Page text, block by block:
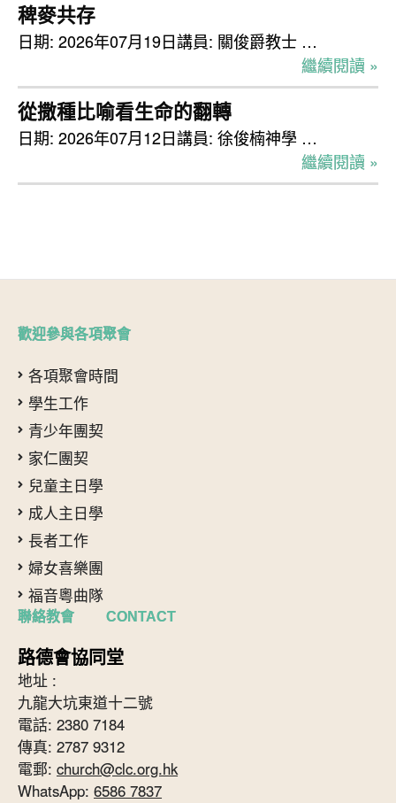
稗麥共存
日期: 2026年07月19日講員: 關俊爵教士 …
繼續閱讀 »
從撒種比喻看生命的翻轉
日期: 2026年07月12日講員: 徐俊楠神學 …
繼續閱讀 »
歡迎參與各項聚會
各項聚會時間
學生工作
青少年團契
家仁團契
兒童主日學
成人主日學
長者工作
婦女喜樂團
福音粵曲隊
聯絡教會 CONTACT
路德會協同堂
地址 :
九龍大坑東道十二號
電話: 2380 7184
傳真: 2787 9312
電郵: church@clc.org.hk
WhatsApp: 6586 7837